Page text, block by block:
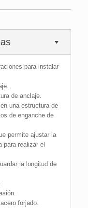
para instalar
de anclaje.
una estructura de
de enganche de
permite ajustar la
para realizar el
la longitud de
forjado.